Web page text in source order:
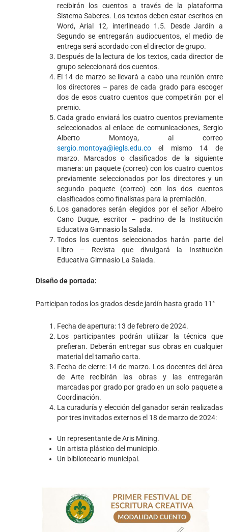
recibirán los cuentos a través de la plataforma
Sistema Saberes. Los textos deben estar escritos en
Word, Arial 12, interlineado 1.5. Desde Jardín a
Segundo se entregarán audiocuentos, el medio de
entrega será acordado con el director de grupo.
Después de la lectura de los textos, cada director de
grupo seleccionará dos cuentos.
El 14 de marzo se llevará a cabo una reunión entre
los directores – pares de cada grado para escoger
dos de esos cuatro cuentos que competirán por el
premio.
Cada grado enviará los cuatro cuentos previamente
seleccionados al enlace de comunicaciones, Sergio
Alberto Montoya, al correo
sergio.montoya@iegls.edu.coel mismo 14 de
marzo. Marcados o clasificados de la siguiente
manera: un paquete (correo) con los cuatro cuentos
previamente seleccionados por los directores y un
segundo paquete (correo) con los dos cuentos
clasificados como finalistas para la premiación.
Los ganadores serán elegidos por el señor Albeiro
Cano Duque, escritor – padrino de la Institución
Educativa Gimnasio la Salada.
Todos los cuentos seleccionados harán parte del
Libro – Revista que divulgará la Institución
Educativa Gimnasio La Salada.
Diseño de portada:
Participan todos los grados desde jardín hasta grado 11°
Fecha de apertura: 13 de febrero de 2024.
Los participantes podrán utilizar la técnica que
prefieran. Deberán entregar sus obras en cualquier
material del tamaño carta.
Fecha de cierre: 14 de marzo. Los docentes del área
de Arte recibirán las obras y las entregarán
marcadas por grado por grado en un solo paquete a
Coordinación.
La curaduría y elección del ganador serán realizadas
por tres invitados externos el 18 de marzo de 2024:
Un representante de Aris Mining.
Un artista plástico del municipio.
Un bibliotecario municipal.